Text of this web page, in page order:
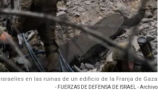
en las ruinas de un edificio de la Franja de Gaza
- FUERZAS DE DEFENSA DE ISRAEL - Archivo